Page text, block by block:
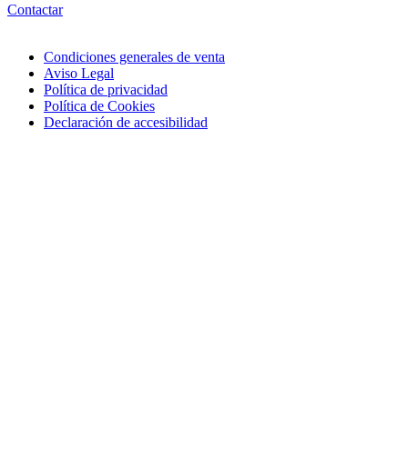
Contactar
Condiciones generales de venta
Aviso Legal
Política de privacidad
Política de Cookies
Declaración de accesibilidad